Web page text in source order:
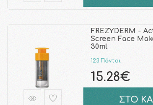
FREZYDERM -
Screen Face
30ml
123 Πόντοι
15.28€
ΣΤΟ